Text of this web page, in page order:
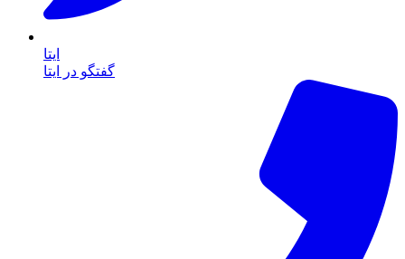
ایتا
گفتگو در ایتا